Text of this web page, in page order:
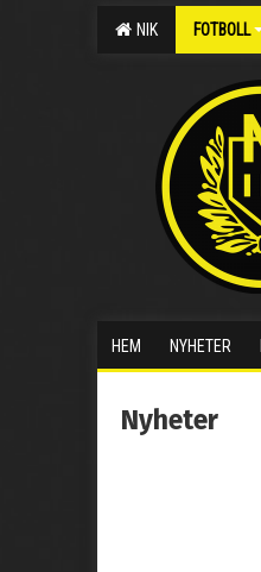
NIK FOTBOLL
HEM NYHETER
Nyheter